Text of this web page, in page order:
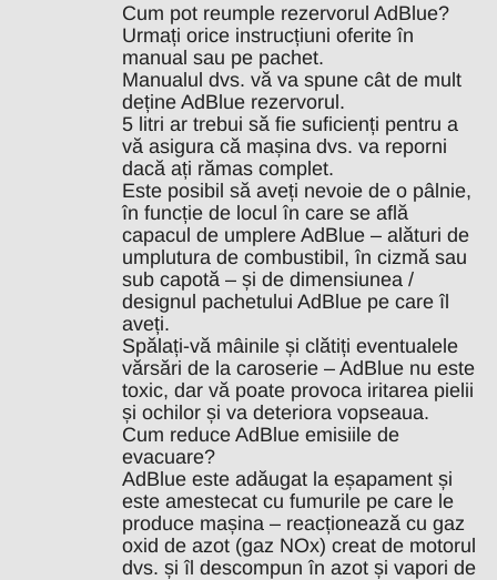
Cum pot reumple rezervorul AdBlue?
Urmați orice instrucțiuni oferite în
manual sau pe pachet.
Manualul dvs. vă va spune cât de mult
deține AdBlue rezervorul.
5 litri ar trebui să fie suficienți pentru a
vă asigura că mașina dvs. va reporni
dacă ați rămas complet.
Este posibil să aveți nevoie de o pâlnie,
în funcție de locul în care se află
capacul de umplere AdBlue – alături de
umplutura de combustibil, în cizmă sau
sub capotă – și de dimensiunea /
designul pachetului AdBlue pe care îl
aveți.
Spălați-vă mâinile și clătiți eventualele
vărsări de la caroserie – AdBlue nu este
toxic, dar vă poate provoca iritarea pielii
și ochilor și va deteriora vopseaua.
Cum reduce AdBlue emisiile de
evacuare?
AdBlue este adăugat la eșapament și
este amestecat cu fumurile pe care le
produce mașina – reacționează cu gaz
oxid de azot (gaz NOx) creat de motorul
dvs. și îl descompun în azot și vapori de